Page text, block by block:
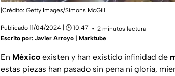
|Crédito: Getty Images/Simons McGill
Publicado 11/04/2024 | 🕑 10:47
2 minutos lectura
Escrito por: Javier Arroyo | Marktube
En México existen y han existido infinidad de
estas piezas han pasado sin pena ni gloria,